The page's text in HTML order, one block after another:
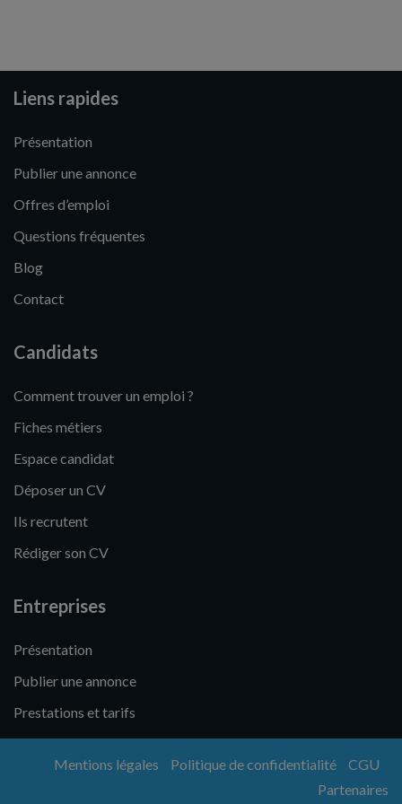
Liens rapides
Présentation
Publier une annonce
Offres d’emploi
Questions fréquentes
Blog
Contact
Candidats
Comment trouver un emploi ?
Fiches métiers
Espace candidat
Déposer un CV
Ils recrutent
Rédiger son CV
Entreprises
Présentation
Publier une annonce
Prestations et tarifs
Mentions légales Politique de confidentialité
CGU
Partenaires